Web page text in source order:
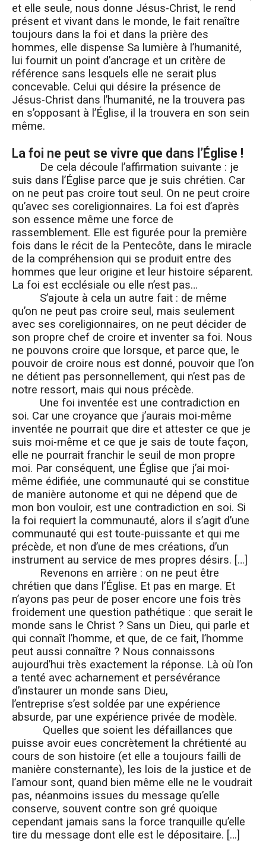
et elle seule, nous donne Jésus-Christ, le rend
présent et vivant dans le monde, le fait renaître
toujours dans la foi et dans la prière des
hommes, elle dispense Sa lumière à l’humanité,
lui fournit un point d’ancrage et un critère de
référence sans lesquels elle ne serait plus
concevable. Celui qui désire la présence de
Jésus-Christ dans l’humanité, ne la trouvera pas
en s’opposant à l’Église, il la trouvera en son sein
même.
La foi ne peut se vivre que dans l’Église !
De cela découle l’affirmation suivante : je
suis dans l’Église parce que je suis chrétien. Car
on ne peut pas croire tout seul. On ne peut croire
qu’avec ses coreligionnaires. La foi est d’après
son essence même une force de
rassemblement. Elle est figurée pour la première
fois dans le récit de la Pentecôte, dans le miracle
de la compréhension qui se produit entre des
hommes que leur origine et leur histoire séparent.
La foi est ecclésiale ou elle n’est pas…
S’ajoute à cela un autre fait : de même
qu’on ne peut pas croire seul, mais seulement
avec ses coreligionnaires, on ne peut décider de
son propre chef de croire et inventer sa foi. Nous
ne pouvons croire que lorsque, et parce que, le
pouvoir de croire nous est donné, pouvoir que l’on
ne détient pas personnellement, qui n’est pas de
notre ressort, mais qui nous précède.
Une foi inventée est une contradiction en
soi. Car une croyance que j’aurais moi-même
inventée ne pourrait que dire et attester ce que je
suis moi-même et ce que je sais de toute façon,
elle ne pourrait franchir le seuil de mon propre
moi. Par conséquent, une Église que j’ai moi-
même édifiée, une communauté qui se constitue
de manière autonome et qui ne dépend que de
mon bon vouloir, est une contradiction en soi. Si
la foi requiert la communauté, alors il s’agit d’une
communauté qui est toute-puissante et qui me
précède, et non d’une de mes créations, d’un
instrument au service de mes propres désirs. […]
Revenons en arrière : on ne peut être
chrétien que dans l’Église. Et pas en marge. Et
n’ayons pas peur de poser encore une fois très
froidement une question pathétique : que serait le
monde sans le Christ ? Sans un Dieu, qui parle et
qui connaît l’homme, et que, de ce fait, l’homme
peut aussi connaître ? Nous connaissons
aujourd’hui très exactement la réponse. Là où l’on
a tenté avec acharnement et persévérance
d’instaurer un monde sans Dieu,
l’entreprise s’est soldée par une expérience
absurde, par une expérience privée de modèle.
Quelles que soient les défaillances que
puisse avoir eues concrètement la chrétienté au
cours de son histoire (et elle a toujours failli de
manière consternante), les lois de la justice et de
l’amour sont, quand bien même elle ne le voudrait
pas, néanmoins issues du message qu’elle
conserve, souvent contre son gré quoique
cependant jamais sans la force tranquille qu’elle
tire du message dont elle est le dépositaire. […]